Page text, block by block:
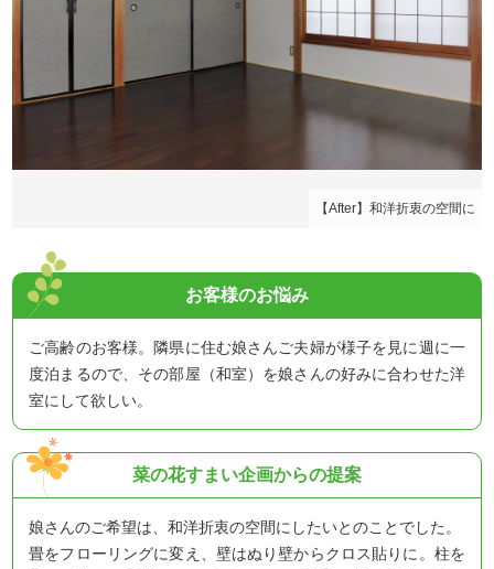
【After】和洋折衷の空間に
お客様のお悩み
ご高齢のお客様。隣県に住む娘さんご夫婦が様子を見に週に一
度泊まるので、その部屋（和室）を娘さんの好みに合わせた洋
室にして欲しい。
菜の花すまい企画からの提案
娘さんのご希望は、和洋折衷の空間にしたいとのことでした。
畳をフローリングに変え、壁はぬり壁からクロス貼りに。柱を